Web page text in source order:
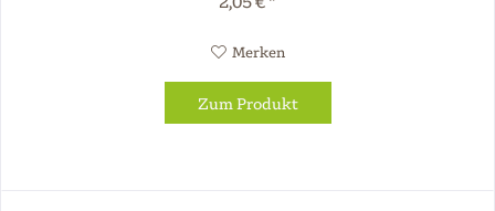
Merken
Zum Produkt